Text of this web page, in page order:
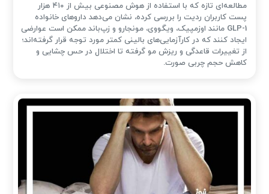
مطالعه‌ای تازه که با استفاده از هوش مصنوعی بیش از ۴۱۰ هزار
پست کاربران ردیت را بررسی کرده، نشان می‌دهد داروهای خانواده
GLP-1 مانند اوزمپیک، ویگووی، مونجارو و زپ‌باند ممکن است عوارضی
ایجاد کنند که در کارآزمایی‌های بالینی کمتر مورد توجه قرار گرفته‌اند؛
از تغییرات قاعدگی و ریزش مو گرفته تا اختلال در حس چشایی و
کاهش حجم چربی صورت.